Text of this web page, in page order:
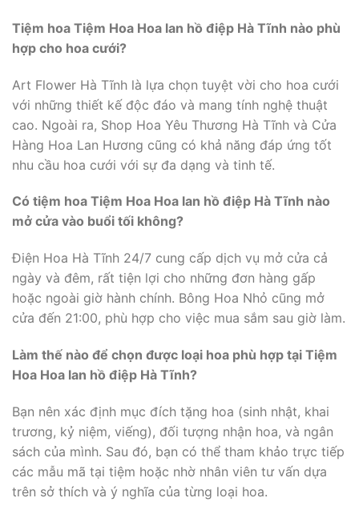
Tiệm hoa Tiệm Hoa Hoa lan hồ điệp Hà Tĩnh nào phù
hợp cho hoa cưới?
Art Flower Hà Tĩnh là lựa chọn tuyệt vời cho hoa cưới
với những thiết kế độc đáo và mang tính nghệ thuật
cao. Ngoài ra, Shop Hoa Yêu Thương Hà Tĩnh và Cửa
Hàng Hoa Lan Hương cũng có khả năng đáp ứng tốt
nhu cầu hoa cưới với sự đa dạng và tinh tế.
Có tiệm hoa Tiệm Hoa Hoa lan hồ điệp Hà Tĩnh nào
mở cửa vào buổi tối không?
Điện Hoa Hà Tĩnh 24/7 cung cấp dịch vụ mở cửa cả
ngày và đêm, rất tiện lợi cho những đơn hàng gấp
hoặc ngoài giờ hành chính. Bông Hoa Nhỏ cũng mở
cửa đến 21:00, phù hợp cho việc mua sắm sau giờ làm.
Làm thế nào để chọn được loại hoa phù hợp tại Tiệm
Hoa Hoa lan hồ điệp Hà Tĩnh?
Bạn nên xác định mục đích tặng hoa (sinh nhật, khai
trương, kỷ niệm, viếng), đối tượng nhận hoa, và ngân
sách của mình. Sau đó, bạn có thể tham khảo trực tiếp
các mẫu mã tại tiệm hoặc nhờ nhân viên tư vấn dựa
trên sở thích và ý nghĩa của từng loại hoa.